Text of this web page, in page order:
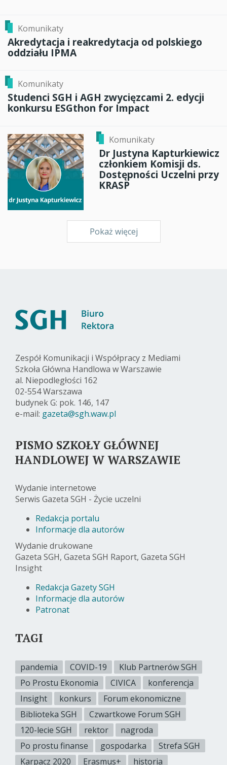
Komunikaty
Akredytacja i reakredytacja od polskiego
oddziału IPMA
Komunikaty
Studenci SGH i AGH zwycięzcami 2. edycji
konkursu ESGthon for Impact
Komunikaty
Dr Justyna Kapturkiewicz
członkiem Komisji ds.
Dostępności Uczelni przy
KRASP
Pokaż więcej
Zespół Komunikacji i Współpracy z Mediami
Szkoła Główna Handlowa w Warszawie
al. Niepodległości 162
02-554 Warszawa
budynek G: pok. 146, 147
e-mail: gazeta@sgh.waw.pl
PISMO SZKOŁY GŁÓWNEJ
HANDLOWEJ W WARSZAWIE
Wydanie internetowe
Serwis Gazeta SGH - Życie uczelni
Redakcja portalu
Informacje dla autorów
Wydanie drukowane
Gazeta SGH, Gazeta SGH Raport, Gazeta SGH
Insight
Redakcja Gazety SGH
Informacje dla autorów
Patronat
TAGI
pandemia COVID-19
Klub Partnerów SGH
Po Prostu Ekonomia
CIVICA
konferencja
Insight
konkurs
Forum ekonomiczne
Biblioteka SGH
Czwartkowe Forum SGH
120-lecie SGH
rektor
nagroda
Po prostu finanse
gospodarka
Strefa SGH
Karpacz 2020
Erasmus+ historia